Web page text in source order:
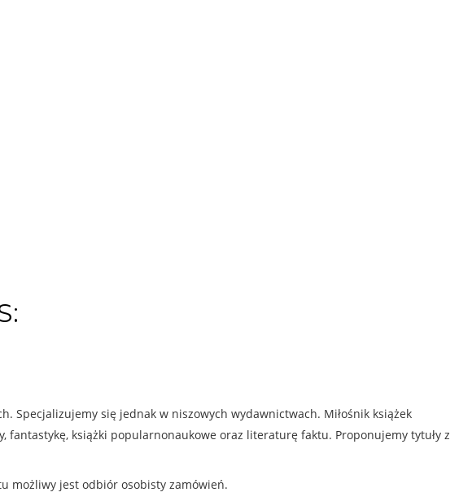
Specjalizujemy się jednak w niszowych wydawnictwach. Miłośnik książek
fantastykę, książki popularnonaukowe oraz literaturę faktu. Proponujemy tytuły z
możliwy jest odbiór osobisty zamówień.